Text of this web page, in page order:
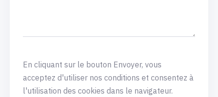
En cliquant sur le bouton Envoyer, vous
acceptez d'utiliser nos conditions et consentez à
l'utilisation des cookies dans le navigateur.